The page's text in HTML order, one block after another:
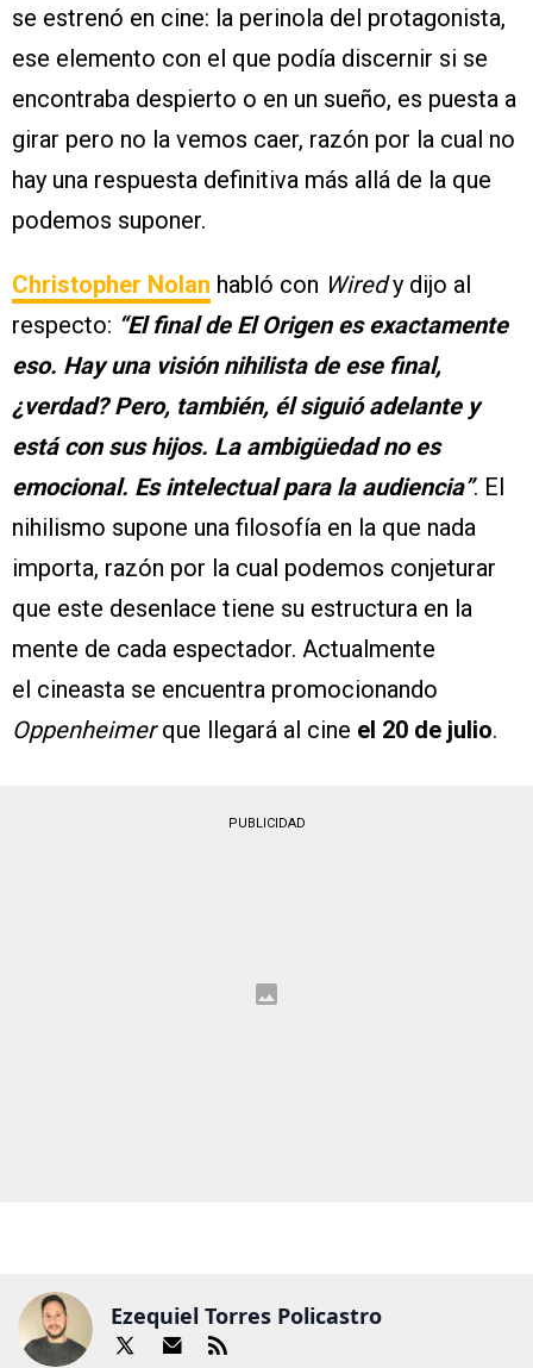
se estrenó en cine: la perinola del protagonista,
ese elemento con el que podía discernir si se
encontraba despierto o en un sueño, es puesta a
girar pero no la vemos caer, razón por la cual no
hay una respuesta definitiva más allá de la que
podemos suponer.
Christopher Nolan habló con Wiredy dijo al
respecto: “El final de El Origen es exactamente
eso. Hay una visión nihilista de ese final,
¿verdad? Pero, también, él siguió adelante y
está con sus hijos. La ambigüedad no es
emocional. Es intelectual para la audiencia”. El
nihilismo supone una filosofía en la que nada
importa, razón por la cual podemos conjeturar
que este desenlace tiene su estructura en la
mente de cada espectador. Actualmente
el cineasta se encuentra promocionando
Oppenheimerque llegará al cine el 20 de julio.
PUBLICIDAD
Ezequiel Torres Policastro